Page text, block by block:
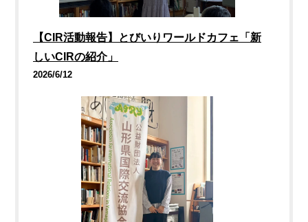
【CIR活動報告】とびいりワールドカフェ「新
しいCIRの紹介」
2026/6/12